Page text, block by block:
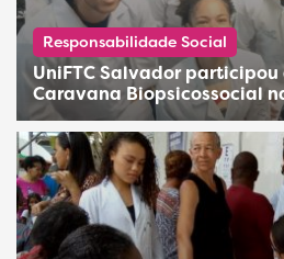
Responsabilidade Social
UniFTC Salvador
Caravana Biopsicossocial